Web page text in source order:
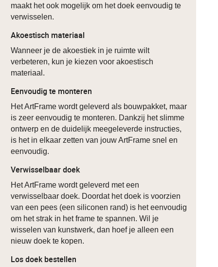
maakt het ook mogelijk om het doek eenvoudig te
verwisselen.
Akoestisch materiaal
Wanneer je de akoestiek in je ruimte wilt
verbeteren, kun je kiezen voor akoestisch
materiaal.
Eenvoudig te monteren
Het ArtFrame wordt geleverd als bouwpakket, maar
is zeer eenvoudig te monteren. Dankzij het slimme
ontwerp en de duidelijk meegeleverde instructies,
is het in elkaar zetten van jouw ArtFrame snel en
eenvoudig.
Verwisselbaar doek
Het ArtFrame wordt geleverd met een
verwisselbaar doek. Doordat het doek is voorzien
van een pees (een siliconen rand) is het eenvoudig
om het strak in het frame te spannen. Wil je
wisselen van kunstwerk, dan hoef je alleen een
nieuw doek te kopen.
Los doek bestellen